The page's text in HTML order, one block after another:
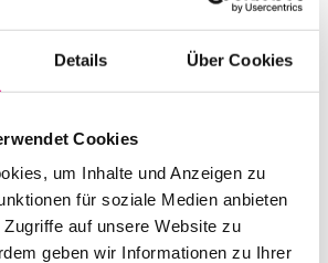
Details Über Cookies
Cookies
um Inhalte und Anzeigen zu
für soziale Medien anbieten
auf unsere Website zu
geben wir Informationen zu Ihrer
, 2021 – 7:00 p.m.
sax
bass